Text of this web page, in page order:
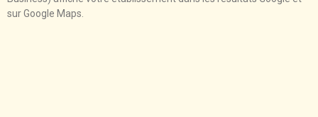
sur Google Maps.